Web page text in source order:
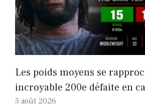
Les poids moyens se
incroyable 200e défaite en
5 août 2026